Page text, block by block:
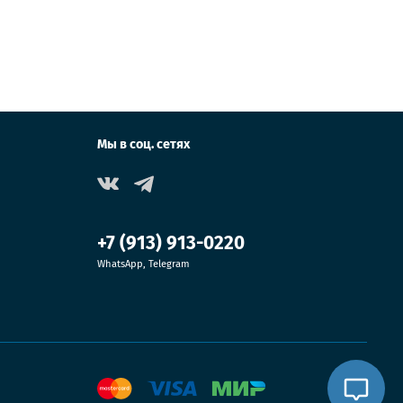
Мы в соц. сетях
+7 (913) 913-0220
WhatsApp, Telegram